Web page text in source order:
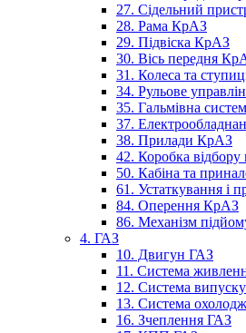
27. Сідельний
28. Рама КрАЗ
29. Підвіска КрАЗ
30. Вісь передня
31. Колеса та
34. Рульове
35. Гальмівна
37.
38. Прилади КрАЗ
42. Коробка
50. Кабіна та
61. Устаткування і
84. Оперення КрАЗ
86. Механізм
4. ГАЗ
10. Двигун ГАЗ
11. Система
12. Система
13. Система
16. Зчеплення ГАЗ